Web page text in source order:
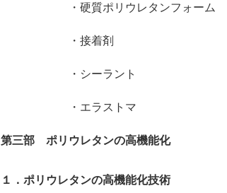
・硬質ポリウレタンフォーム
・接着剤
・シーラント
・エラストマ
第三部 ポリウレタンの高機能化
１．ポリウレタンの高機能化技術